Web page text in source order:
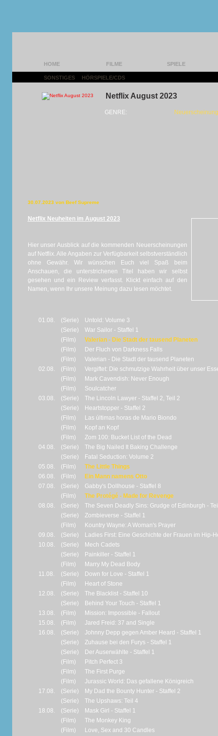
HOME FILME SPIELE
SONSTIGES HÖRSPIELE/CDS
Netflix August 2023
GENRE:
30.07.2023 von Beef Supreme
Netflix Neuheiten im August 2023
Hier unser Ausblick auf die kommenden Neuerscheinungen
auf Netflix. Alle Angaben zur Verfügbarkeit selbstverständlich
ohne Gewähr. Wir wünschen Euch viel Spaß beim
Anschauen, die unterstrichenen Titel haben wir selbst
gesehen und ein Review verfasst. Klickt einfach auf den
Namen, wenn Ihr unsere Meinung dazu lesen möchtet.
01.08. (Serie)
Untold: Volume 3
(Serie)
War Sailor - Staffel 1
(Film)
Valerian - Die Stadt der tausend Planeten
(Film)
Der Fluch von Darkness Falls
(Film)
Valerian - Die Stadt der tausend Planeten
02.08.
(Film)
Vergiftet: Die schmutzige Wahrheit über unser
(Film)
Mark Cavendish: Never Enough
(Film)
Soulcatcher
03.08.
(Serie)
The Lincoln Lawyer - Staffel 2, Teil 2
(Serie)
Heartstopper - Staffel 2
(Film)
Las últimas horas de Mario Biondo
(Film)
Kopf an Kopf
(Film)
Zom 100: Bucket List of the Dead
04.08.
(Serie)
The Big Nailed It Baking Challenge
(Serie)
Fatal Seduction: Volume 2
05.08.
(Film)
The Little Things
06.08.
(Film)
Ein Mann namens Otto
07.08.
(Serie)
Gabby's Dollhouse - Staffel 8
(Film)
The Protégé - Made for Revenge
08.08.
(Serie)
The Seven Deadly Sins: Grudge of Edinburgh -
(Serie)
Zombieverse - Staffel 1
(Film)
Kountry Wayne: A Woman's Prayer
09.08.
(Serie)
Ladies First: Eine Geschichte der Frauen im Hip-
10.08.
(Serie)
Mech Cadets
(Serie)
Painkiller - Staffel 1
(Film)
Marry My Dead Body
11.08.
(Serie)
Down for Love - Staffel 1
(Film)
Heart of Stone
12.08.
(Serie)
The Blacklist - Staffel 10
(Serie)
Behind Your Touch - Staffel 1
13.08.
(Film)
Mission: Impossible - Fallout
15.08.
(Film)
Jared Freid: 37 and Single
16.08.
(Serie)
Johnny Depp gegen Amber Heard - Staffel 1
(Serie)
Zuhause bei den Furys - Staffel 1
(Serie)
Der Auserwählte - Staffel 1
(Film)
Pitch Perfect 3
(Film)
The First Purge
(Film)
Jurassic World: Das gefallene Königreich
17.08.
(Serie)
My Dad the Bounty Hunter - Staffel 2
(Serie)
The Upshaws: Teil 4
18.08.
(Serie)
Mask Girl - Staffel 1
(Film)
The Monkey King
(Film)
Love, Sex and 30 Candles